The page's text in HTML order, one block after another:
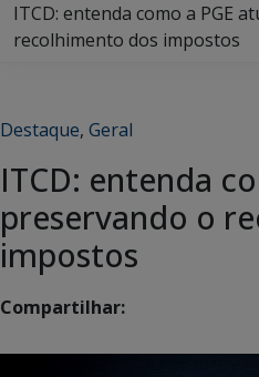
ITCD: entenda como a PGE
recolhimento dos impostos
Destaque, Geral
ITCD: entenda
preservando o
impostos
Compartilhar: